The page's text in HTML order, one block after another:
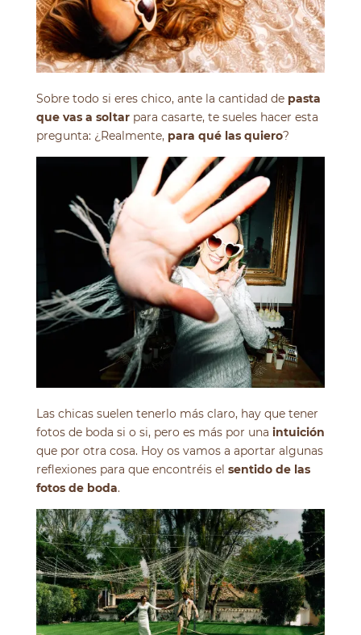
Sobre todo si eres chico, ante la cantidad de pasta
que vas a soltarpara casarte, te sueles hacer esta
pregunta: ¿Realmente, para qué las quiero?
Las chicas suelen tenerlo más claro, hay que tener
fotos de boda si o si, pero es más por una intuición
que por otra cosa. Hoy os vamos a aportar algunas
reflexiones para que encontréis el sentido de las
fotos de boda.